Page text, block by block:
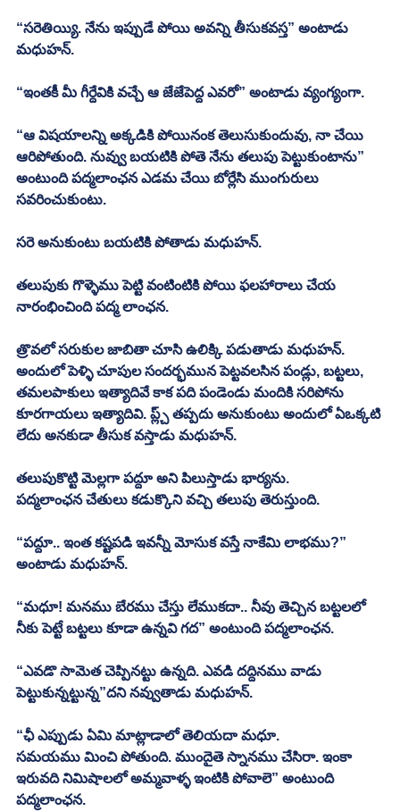
“సరెతియ్యి. నేను ఇప్పుడే పోయి అవన్ని తీసుకవస్త” అంటాడు
మధుహన్.
“ఇంతకీ మీ గీర్దేవికి వచ్చే ఆ జేజేపెద్ద ఎవరో” అంటాడు వ్యంగ్యంగా.
“ఆ విషయాలన్ని అక్కడికి పోయినంక తెలుసుకుందువు, నా చేయి
ఆరిపోతుంది. నువ్వు బయటికి పోతె నేను తలుపు పెట్టుకుంటాను”
అంటుంది పద్మలాంఛన ఎడమ చేయి బోర్లేసి ముంగురులు
సవరించుకుంటు.
సరె అనుకుంటు బయటికి పోతాడు మధుహన్.
తలుపుకు గొళ్ళెము పెట్టి వంటింటికి పోయి ఫలహారాలు చేయ
నారంభించింది పద్మ లాంఛన.
త్రొవలో సరుకుల జాబితా చూసి ఉలిక్కి పడుతాడు మధుహన్.
అందులో పెళ్ళి చూపుల సందర్భమున పెట్టవలసిన పండ్లు, బట్టలు,
తమలపాకులు ఇత్యాదివే కాక పది పండెండు మందికి సరిపోను
కూరగాయలు ఇత్యాదివి. ప్ల్చ్ తప్పదు అనుకుంటు అందులో ఏఒక్కటి
లేదు అనకుడా తీసుక వస్తాడు మధుహన్.
తలుపుకొట్టి మెల్లగా పద్దూ అని పిలుస్తాడు భార్యను.
పద్మలాంఛన చేతులు కడుక్కొని వచ్చి తలుపు తెరుస్తుంది.
“పద్దూ.. ఇంత కష్టపడి ఇవన్నీ మోసుక వస్తే నాకేమి లాభము?”
అంటాడు మధుహన్.
“మధూ! మనము బేరము చేస్తు లేముకదా.. నీవు తెచ్చిన బట్టలలో
నీకు పెట్టే బట్టలు కూడా ఉన్నవి గద” అంటుంది పద్మలాంఛన.
“ఎవడొ సామెత చెప్పినట్టు ఉన్నది. ఎవడి దద్దినము వాడు
పెట్టుకున్నట్టున్న”దని నవ్వుతాడు మధుహన్.
“ఛీ ఎప్పుడు ఏమి మాట్లాడాలో తెలియదా మధూ.
సమయము మించి పోతుంది. ముందైతె స్నానము చేసిరా. ఇంకా
ఇరువది నిమిషాలలో అమ్మవాళ్ళ ఇంటికి పోవాలె” అంటుంది
పద్మలాంఛన.